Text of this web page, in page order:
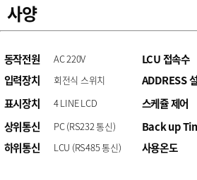
사양
동작전원 AC 220V LCU 접속수
입력장치 회전식 스위치 ADDRESS
표시장치 4 LINE LCD 스케쥴 제어
상위통신 PC (RS232 통신) Back up
하위통신 LCU (RS485 통신) 사용온도